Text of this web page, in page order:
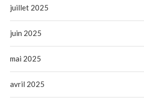
juillet 2025
juin 2025
mai 2025
avril 2025